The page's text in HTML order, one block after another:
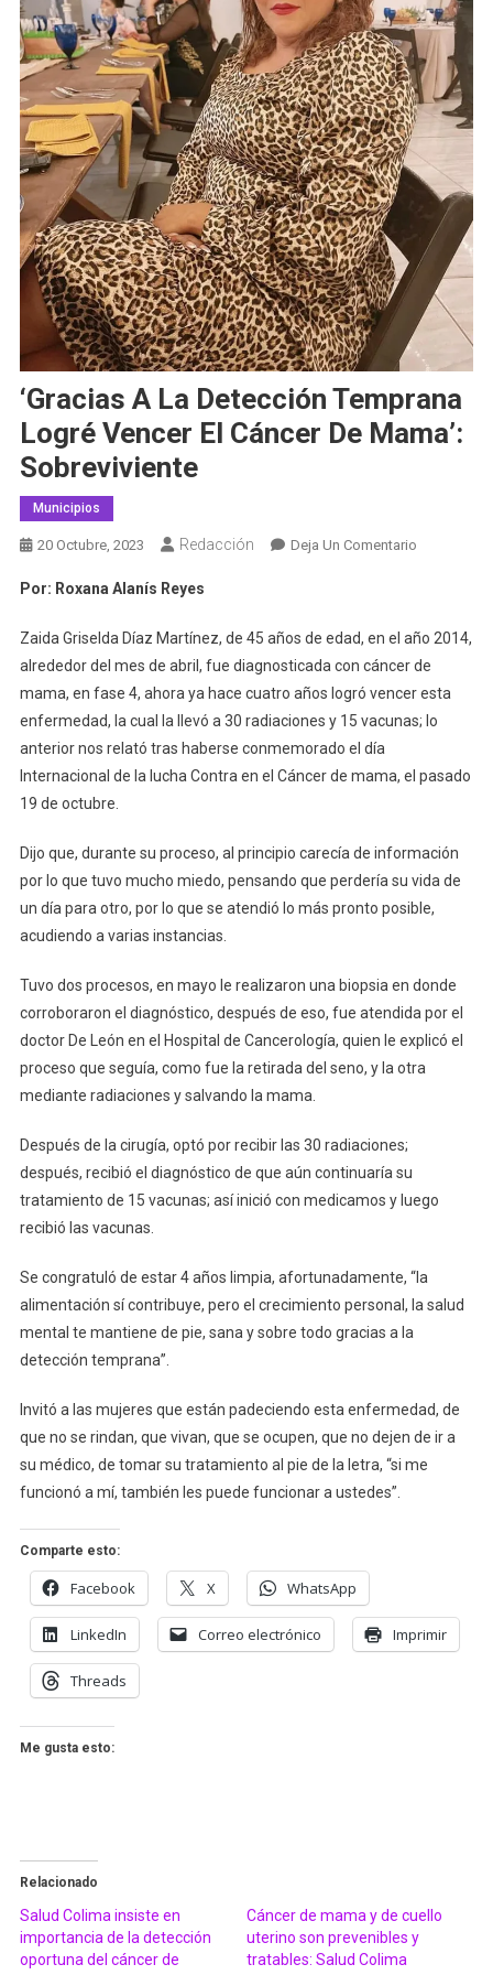
‘Gracias A La Detección Temprana
Logré Vencer El Cáncer De Mama’:
Sobreviviente
Municipios
20 Octubre, 2023 Redacción Deja Un ComentarioEn
Detección
Temprana
Logré
Vencer
Cáncer
Por: Roxana Alanís Reyes
Zaida Griselda Díaz Martínez, de 45 años de edad, en el año 2014,
alrededor del mes de abril, fue diagnosticada con cáncer de
mama, en fase 4, ahora ya hace cuatro años logró vencer esta
enfermedad, la cual la llevó a 30 radiaciones y 15 vacunas; lo
anterior nos relató tras haberse conmemorado el día
Internacional de la lucha Contra en el Cáncer de mama, el pasado
19 de octubre.
Dijo que, durante su proceso, al principio carecía de información
por lo que tuvo mucho miedo, pensando que perdería su vida de
un día para otro, por lo que se atendió lo más pronto posible,
acudiendo a varias instancias.
Tuvo dos procesos, en mayo le realizaron una biopsia en donde
corroboraron el diagnóstico, después de eso, fue atendida por el
doctor De León en el Hospital de Cancerología, quien le explicó el
proceso que seguía, como fue la retirada del seno, y la otra
mediante radiaciones y salvando la mama.
Después de la cirugía, optó por recibir las 30 radiaciones;
después, recibió el diagnóstico de que aún continuaría su
tratamiento de 15 vacunas; así inició con medicamos y luego
recibió las vacunas.
Se congratuló de estar 4 años limpia, afortunadamente, “la
alimentación sí contribuye, pero el crecimiento personal, la salud
mental te mantiene de pie, sana y sobre todo gracias a la
detección temprana”.
Invitó a las mujeres que están padeciendo esta enfermedad, de
que no se rindan, que vivan, que se ocupen, que no dejen de ir a
su médico, de tomar su tratamiento al pie de la letra, “si me
funcionó a mí, también les puede funcionar a ustedes”.
Comparte esto:
Facebook X WhatsApp
LinkedIn Correo electrónico Imprimir
Threads
Me gusta esto:
Relacionado
Salud Colima insiste en
importancia de la detección
oportuna del cáncer de
Cáncer de mama y de cuello
uterino son prevenibles y
tratables: Salud Colima